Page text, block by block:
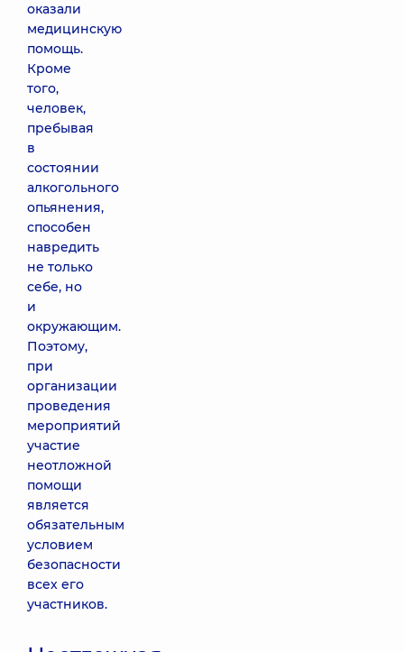
оказали
медицинскую
помощь.
Кроме
того,
человек,
пребывая
в
состоянии
алкогольного
опьянения,
способен
навредить
не только
себе, но
и
окружающим.
Поэтому,
при
организации
проведения
мероприятий
участие
неотложной
помощи
является
обязательным
условием
безопасности
всех его
участников.